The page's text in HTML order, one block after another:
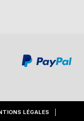
LÉGALES